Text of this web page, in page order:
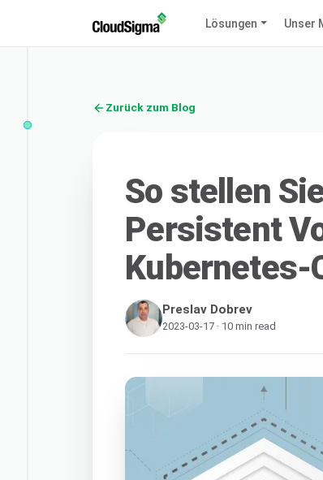
Lösungen Unser
Zurück zum Blog
So stellen
Persistent
Preslav Dobrev
2023-03-17 · 10 min read